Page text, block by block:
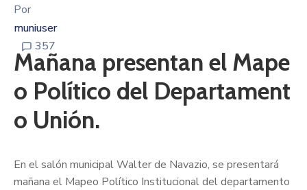
Por
muniuser
357
Mañana presentan el Mape
o Político del Departament
o Unión.
En el salón municipal Walter de Navazio, se presentará
mañana el Mapeo Político Institucional del departamento